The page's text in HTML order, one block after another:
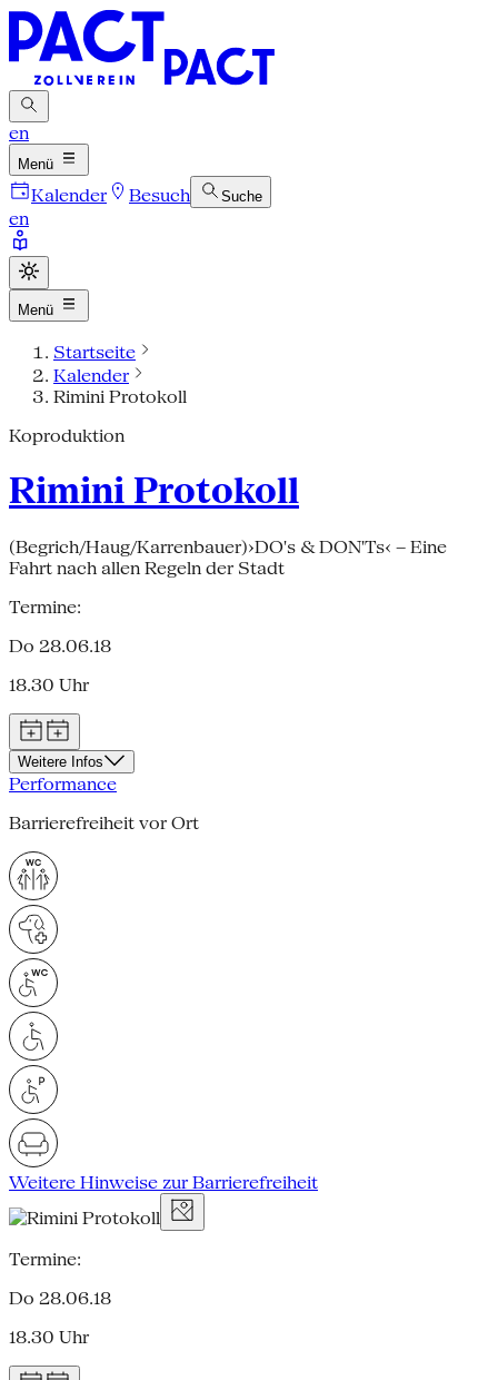
en
Menü
Kalender Besuch Suche
en
Menü
Startseite
Kalender
Rimini Protokoll
Koproduktion
Rimini Protokoll
(Begrich/Haug/Karrenbauer)›DO's & DON'Ts‹ – Eine
Fahrt nach allen Regeln der Stadt
Termine:
Do 28.06.18
18.30 Uhr
Weitere Infos
Performance
Barrierefreiheit vor Ort
Weitere Hinweise zur Barrierefreiheit
Termine:
Do 28.06.18
18.30 Uhr